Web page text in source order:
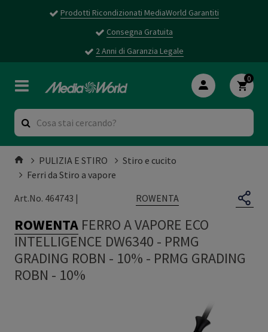
Prodotti Ricondizionati MediaWorld Garantiti
Consegna Gratuita
2 Anni di Garanzia Legale
0
PULIZIA E STIRO
Stiro e cucito
Ferri da Stiro a vapore
Art.No. 464743 |
ROWENTA
ROWENTA FERRO A VAPORE ECO
INTELLIGENCE DW6340 - PRMG
GRADING ROBN - 10% - PRMG GRADING
ROBN - 10%